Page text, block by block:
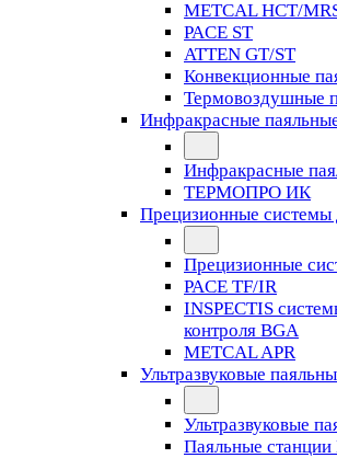
METCAL HCT/
PACE ST
ATTEN GT/ST
Конвекционные
Термовоздушные
Инфракрасные
Инфракрасные
ТЕРМОПРО ИК
Прецизионные системы
Прецизионные
PACE TF/IR
INSPECTIS
контроля BGA
METCAL APR
Ультразвуковые
Ультразвуковые
Паяльные станции